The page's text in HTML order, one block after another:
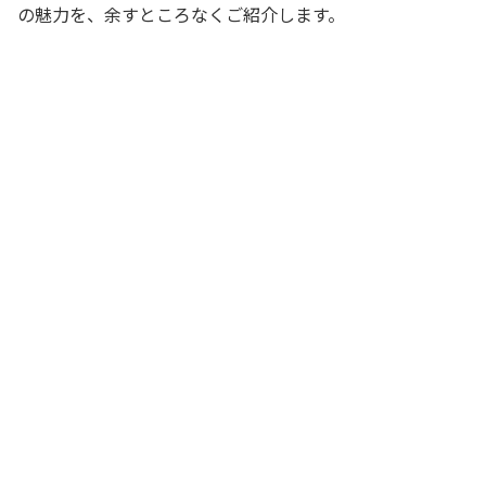
の魅力を、余すところなくご紹介します。